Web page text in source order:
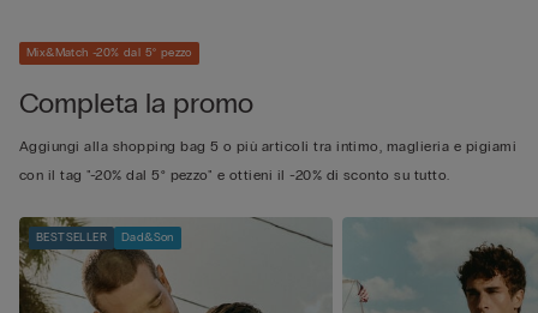
Mix&Match -20% dal 5° pezzo
Completa la promo
Aggiungi alla shopping bag 5 o più articoli tra intimo, maglieria e pigiami
con il tag "-20% dal 5° pezzo" e ottieni il -20% di sconto su tutto.
BESTSELLER Dad&Son